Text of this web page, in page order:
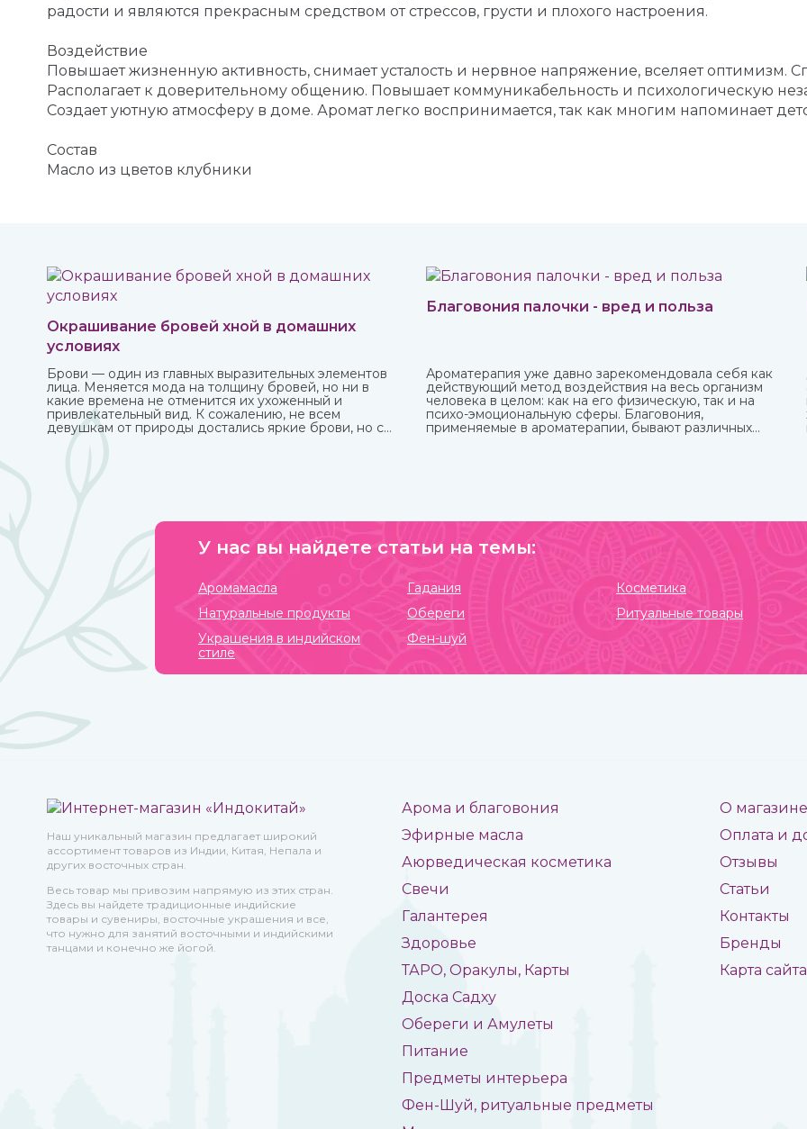
радости и являются прекрасным средством от стрессов, грусти и плохого настроения.
Воздействие
Повышает жизненную активность, снимает усталость и нервное напряжение, вселяет оптимизм.
Располагает к доверительному общению. Повышает коммуникабельность и психологическую
Создает уютную атмосферу в доме. Аромат легко воспринимается, так как многим напоминает
Состав
Масло из цветов клубники
Окрашивание бровей хной в домашних
условиях
Брови — один из главных выразительных элементов
лица. Меняется мода на толщину бровей, но ни в
какие времена не отменится их ухоженный и
привлекательный вид. К сожалению, не всем
девушкам от природы достались яркие брови, но с
помощью одного средства можно не только их
укрепить, но и окрасить. И это хна, которую можно
приобрести в интернет-магазине ИндоКитай.
Благовония палочки - вред и польза
Ароматерапия уже давно зарекомендовала себя как
действующий метод воздействия на весь организм
человека в целом: как на его физическую, так и на
психо-эмоциональную сферы. Благовония,
применяемые в ароматерапии, бывают различных
У нас вы найдете статьи на темы:
Аромамасла Гадания
Косметика
Натуральные продукты
Обереги
Ритуальные товары
Украшения в индийском
стиле
Фен-шуй
Наш уникальный магазин предлагает широкий
ассортимент товаров из Индии, Китая, Непала и
других восточных стран.
Весь товар мы привозим напрямую из этих стран.
Здесь вы найдете традиционные индийские
товары и сувениры, восточные украшения и все,
что нужно для занятий восточными и индийскими
танцами и конечно же йогой.
Арома и благовония
Эфирные масла
Аюрведическая косметика
Свечи
Галантерея
Здоровье
ТАРО, Оракулы, Карты
Доска Садху
Обереги и Амулеты
Питание
Предметы интерьера
Фен-Шуй, ритуальные предметы
О магазине
Оплата и
Отзывы
Статьи
Контакты
Бренды
Карта сайта